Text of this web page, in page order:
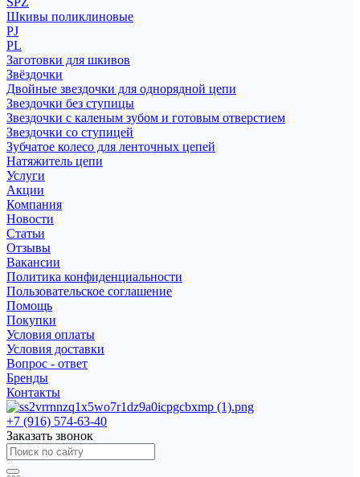
Шкивы поликлиновые
PJ
PL
Заготовки для шкивов
Звёздочки
Двойные звездочки для однорядной цепи
Звездочки без ступицы
Звездочки с каленым зубом и готовым отверстием
Звездочки со ступицей
Зубчатое колесо для ленточных цепей
Натяжитель цепи
Услуги
Акции
Компания
Новости
Статьи
Отзывы
Вакансии
Политика конфиденциальности
Пользовательское соглашение
Помощь
Покупки
Условия оплаты
Условия доставки
Вопрос - ответ
Бренды
Контакты
+7 (916) 574-63-40
Заказать звонок